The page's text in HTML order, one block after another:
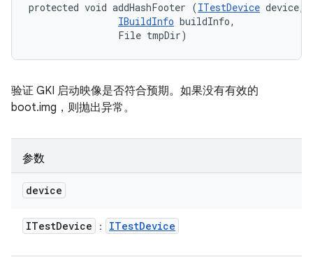
protected void addHashFooter (ITestDevice device,
IBuildInfo buildInfo,
                File tmpDir)
验证 GKI 启动映像是否符合预期。如果没有有效的
boot.img，则抛出异常。
参数
device
ITestDevice ： ITestDevice